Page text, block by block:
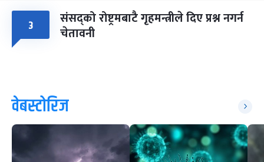
३ संसद्को रोष्ट्रमबाटै गृहमन्त्रीले दिए प्रश्न नगर्न
चेतावनी
वेबस्टोरिज